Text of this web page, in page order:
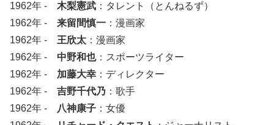
1962年 - 木梨憲武 ：タレント（とんねるず）
1962年 - 来留間慎一 ：漫画家
1962年 - 王欣太 ：漫画家
1962年 - 中野和也：スポーツライター
1962年 - 加藤大幸 ：ディレクター
1962年 - 吉野千代乃 ：歌手
1962年 - 八神康子 ：女優